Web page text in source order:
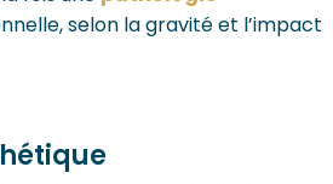
selon la gravité et l’impact